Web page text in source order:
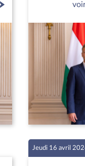
Jeudi 16 avril